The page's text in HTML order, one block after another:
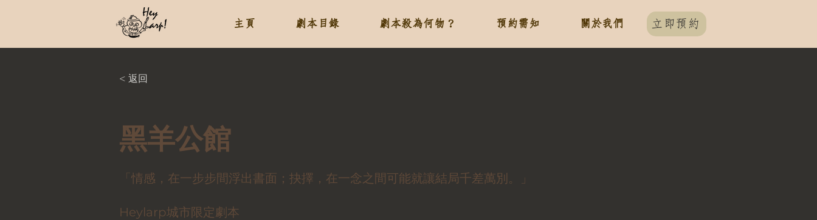
主頁 劇本目錄 劇本殺為何物？ 預約需知 關於我們 立即預約
< 返回
黑羊公館
「情感，在一步步間浮出書面；抉擇，在一念之間可能就讓結局千差萬別。」
Heylarp城市限定劇本